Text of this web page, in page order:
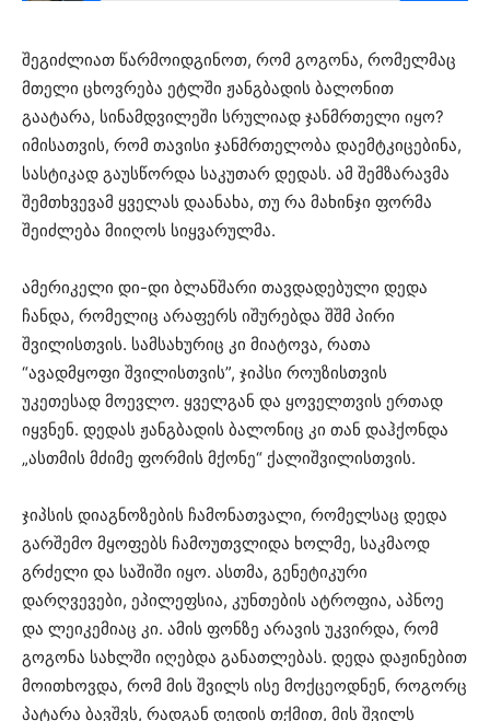
შეგიძლიათ წარმოიდგინოთ, რომ გოგონა, რომელმაც
მთელი ცხოვრება ეტლში ჟანგბადის ბალონით
გაატარა, სინამდვილეში სრულიად ჯანმრთელი იყო?
იმისათვის, რომ თავისი ჯანმრთელობა დაემტკიცებინა,
სასტიკად გაუსწორდა საკუთარ დედას. ამ შემზარავმა
შემთხვევამ ყველას დაანახა, თუ რა მახინჯი ფორმა
შეიძლება მიიღოს სიყვარულმა.
ამერიკელი დი-დი ბლანშარი თავდადებული დედა
ჩანდა, რომელიც არაფერს იშურებდა შშმ პირი
შვილისთვის. სამსახურიც კი მიატოვა, რათა
“ავადმყოფი შვილისთვის”, ჯიპსი როუზისთვის
უკეთესად მოევლო. ყველგან და ყოველთვის ერთად
იყვნენ. დედას ჟანგბადის ბალონიც კი თან დაჰქონდა
„ასთმის მძიმე ფორმის მქონე“ ქალიშვილისთვის.
ჯიპსის დიაგნოზების ჩამონათვალი, რომელსაც დედა
გარშემო მყოფებს ჩამოუთვლიდა ხოლმე, საკმაოდ
გრძელი და საშიში იყო. ასთმა, გენეტიკური
დარღვევები, ეპილეფსია, კუნთების ატროფია, აპნოე
და ლეიკემიაც კი. ამის ფონზე არავის უკვირდა, რომ
გოგონა სახლში იღებდა განათლებას. დედა დაჟინებით
მოითხოვდა, რომ მის შვილს ისე მოქცეოდნენ, როგორც
პატარა ბავშვს, რადგან დედის თქმით, მის შვილს